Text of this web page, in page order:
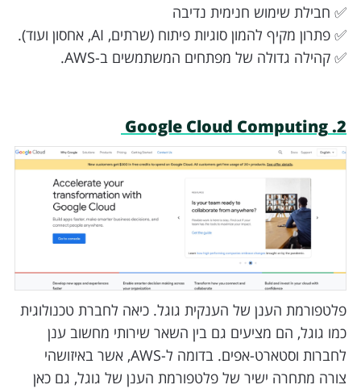
✅ חבילת שימוש חנימית נדיבה
✅ פתרון מקיף להמון סוגיות פיתוח (שרתים, AI, אחסון ועוד).
✅ קהילה גדולה של מפתחים המשתמשים ב-AWS.
2. Google Cloud Computing
פלטפורמת הענן של הענקית גוגל. כיאה לחברת טכנולוגית
כמו גוגל, הם מציעים גם בין השאר שירותי מחשוב ענן
לחברות וסטארט-אפים. בדומה ל-AWS, אשר באיזושהי
צורה מתחרה ישיר של פלטפורמת הענן של גוגל, גם כאן